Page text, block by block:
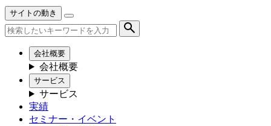
サイトの動き
会社概要
会社概要
サービス
サービス
実績
セミナー・イベント